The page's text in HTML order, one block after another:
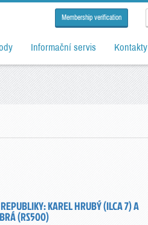
Membership verification
Informační servis Kontakty
KAREL HRUBÝ (ILCA 7) A
(RS500)